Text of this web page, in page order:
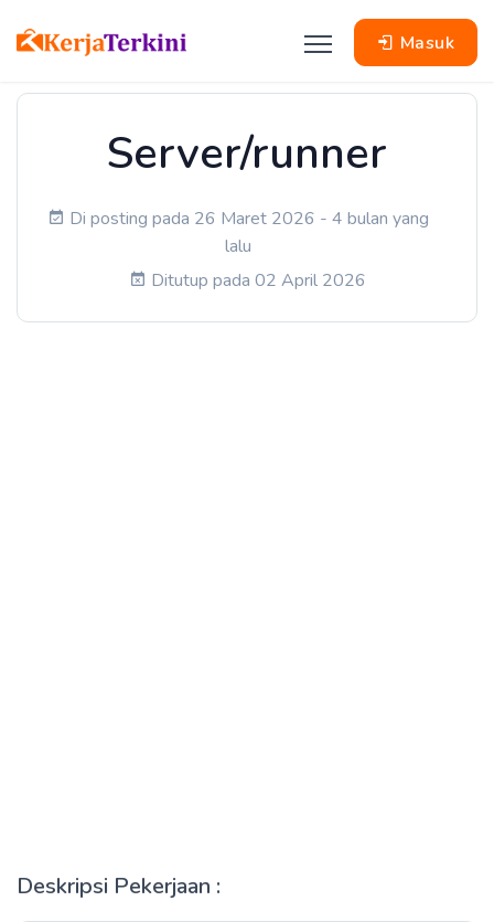
Masuk
Server/runner
Di posting pada 26 Maret 2026 - 4 bulan yang
lalu
Ditutup pada 02 April 2026
Deskripsi Pekerjaan :